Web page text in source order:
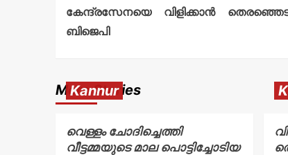
കേന്ദ്രസേനയെ വിളിക്കാന്‍
ബിജെപി
More Stories
Kannur
വെള്ളം ചോദിച്ചെത്തി
വീട്ടമ്മയുടെ മാല പൊട്ടിച്ചോടിയ